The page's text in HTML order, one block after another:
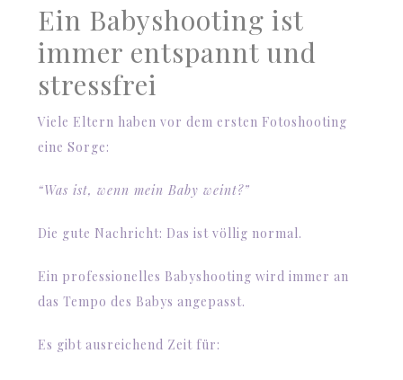
Ein Babyshooting ist
immer entspannt und
stressfrei
Viele Eltern haben vor dem ersten Fotoshooting
eine Sorge:
“Was ist, wenn mein Baby weint?”
Die gute Nachricht: Das ist völlig normal.
Ein professionelles Babyshooting wird immer an
das Tempo des Babys angepasst.
Es gibt ausreichend Zeit für: